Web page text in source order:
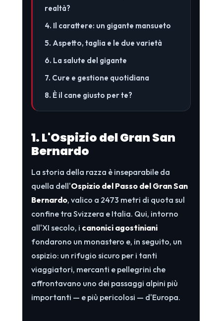
realtà?
4. Il carattere: un gigante mansueto
5. Aspetto, taglia e le due varietà
6. La salute del gigante
7. Cure e gestione quotidiana
8. È il cane giusto per te?
1. L'Ospizio del Gran San
Bernardo
La storia della razza è inseparabile da
quella dell'Ospizio del Passo del Gran San
Bernardo, valico a 2473 metri di quota sul
confine tra Svizzera e Italia. Qui, intorno
all'XI secolo, i canonici agostiniani
fondarono un monastero e, in seguito, un
ospizio: un rifugio sicuro per i tanti
viaggiatori, mercanti e pellegrini che
affrontavano uno dei passaggi alpini più
importanti — e più pericolosi — d'Europa.